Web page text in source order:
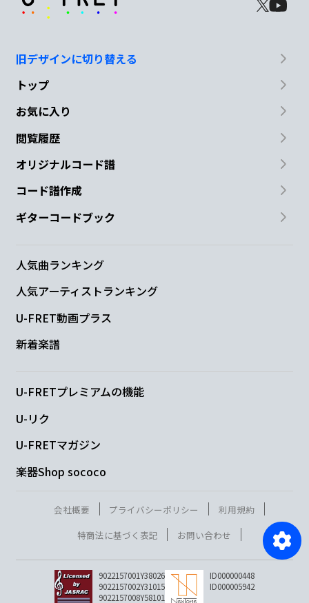
旧デザインに切り替える
トップ
お気に入り
閲覧履歴
オリジナルコード譜
コード譜作成
ギターコードブック
人気曲ランキング
人気アーティストランキング
U-FRET動画プラス
新着楽譜
U-FRETプレミアムの機能
U-リク
U-FRETマガジン
楽器Shop sococo
会社概要 プライバシーポリシー
利用規約
特商法に基づく表記
お問い合わせ
9022157001Y38026
9022157002Y31015
9022157008Y58101
ID000000448
ID000005942